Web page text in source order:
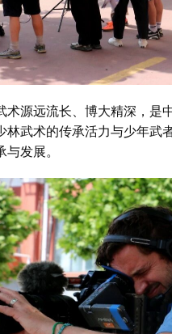
源远流长、博大精深，是
武术的传承活力与少年武
发展。